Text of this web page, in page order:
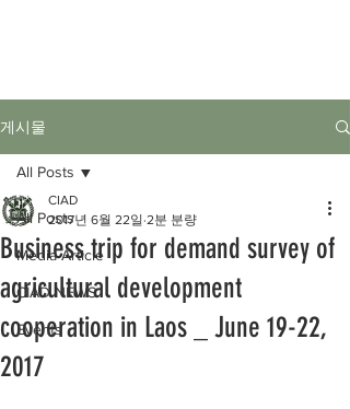
게시물
All Posts
Media Article
CIAD NEWS
Events
All Posts
Business trip for demand survey of
agricultural development
cooperation in Laos _ June 19-22,
2017
CIAD
2017년 6월 22일 2분 분량